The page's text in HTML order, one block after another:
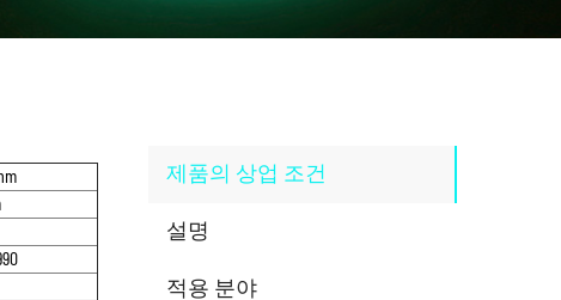
제품의 상업 조건
설명
적용 분야